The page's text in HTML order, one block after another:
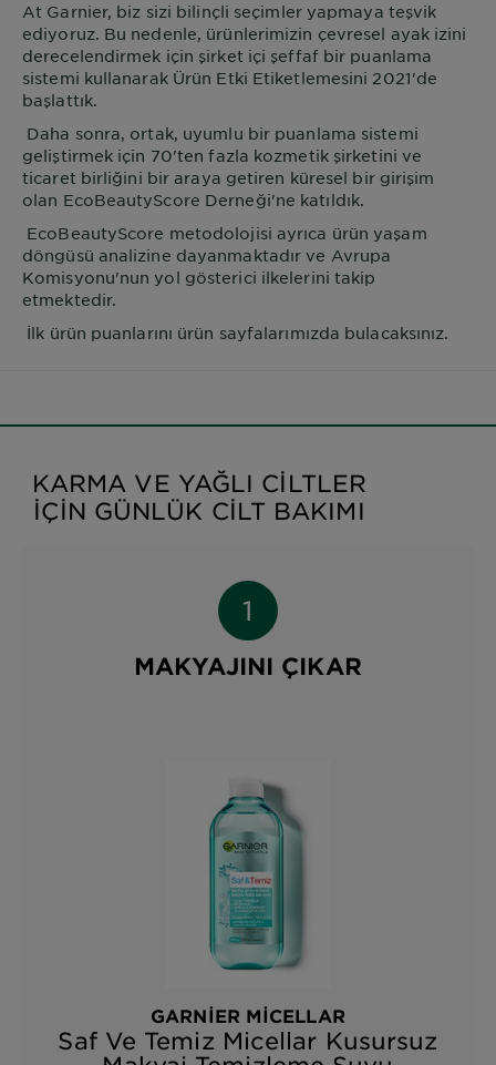
At Garnier, biz sizi bilinçli seçimler yapmaya teşvik
ediyoruz. Bu nedenle, ürünlerimizin çevresel ayak izini
derecelendirmek için şirket içi şeffaf bir puanlama
sistemi kullanarak Ürün Etki Etiketlemesini 2021'de
başlattık.
Daha sonra, ortak, uyumlu bir puanlama sistemi
geliştirmek için 70'ten fazla kozmetik şirketini ve
ticaret birliğini bir araya getiren küresel bir girişim
olan EcoBeautyScore Derneği'ne katıldık.
EcoBeautyScore metodolojisi ayrıca ürün yaşam
döngüsü analizine dayanmaktadır ve Avrupa
Komisyonu'nun yol gösterici ilkelerini takip
etmektedir.
İlk ürün puanlarını ürün sayfalarımızda bulacaksınız.
KARMA VE YAĞLI CILTLER
IÇIN GÜNLÜK CILT BAKIMI
MAKYAJINI ÇIKAR
GARNIER MICELLAR
Saf Ve Temiz Micellar Kusursuz